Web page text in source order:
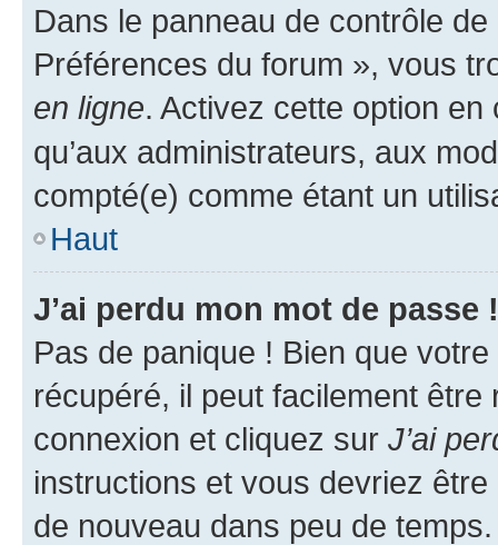
Dans le panneau de contrôle
Préférences du forum », vous
en ligne. Activez cette option
qu’aux administrateurs, aux
compté(e) comme étant un
Haut
J’ai perdu mon mot de passe !
Pas de panique ! Bien que
récupéré, il peut facilement
connexion et cliquez sur J’ai
instructions et vous devriez
de nouveau dans peu de temps.